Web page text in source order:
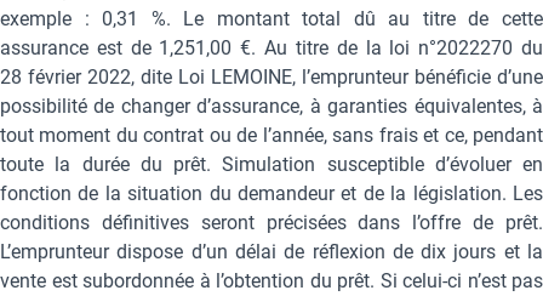
exemple : 0,31 %. Le montant total dû au titre de cette
assurance est de 1,251,00 €. Au titre de la loi n°2022270 du
28 février 2022, dite Loi LEMOINE, l’emprunteur bénéficie d’une
possibilité de changer d’assurance, à garanties équivalentes, à
tout moment du contrat ou de l’année, sans frais et ce, pendant
toute la durée du prêt. Simulation susceptible d’évoluer en
fonction de la situation du demandeur et de la législation. Les
conditions définitives seront précisées dans l’offre de prêt.
L’emprunteur dispose d’un délai de réflexion de dix jours et la
vente est subordonnée à l’obtention du prêt. Si celui-ci n’est pas